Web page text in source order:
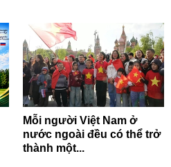
Mỗi người Việt Nam ở
nước ngoài đều có thể trở
thành một...